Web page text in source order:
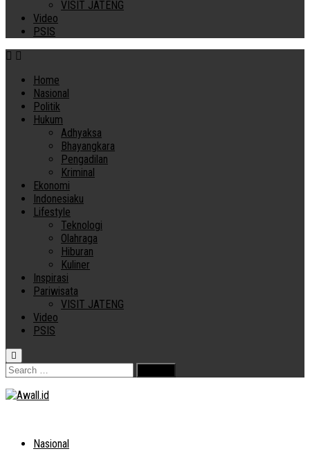
VISIT JATENG
Video
PSIS
Home
Nasional
Politik
Hukum
Adhyaksa
Bhayangkara
Pengadilan
Kriminal
Ekonomi
Indonesiaku
Lifestyle
Teknologi
Olahraga
Hiburan
Kuliner
Inspirasi
Pariwisata
VISIT JATENG
Video
PSIS
Search
for:
Nasional